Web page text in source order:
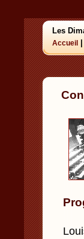
Les
Accueil